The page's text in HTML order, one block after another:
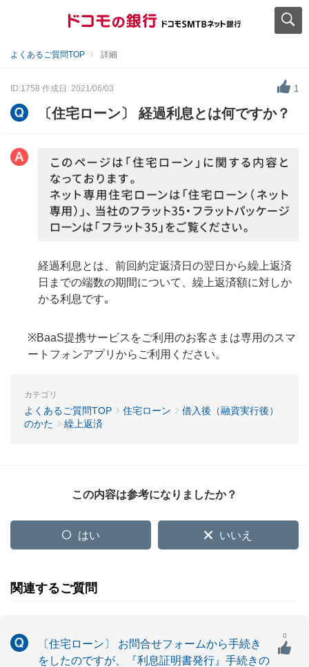
よくあるご質問TOP 詳細
ID:1758 作成日: 2021/06/03 1
〔住宅ローン〕 経過利息とは何ですか？
経過利息とは、前回約定返済日の翌日から繰上返済
日までの端数の期間について、繰上返済額に対しか
かる利息です｡
※BaaS提携サービスをご利用のお客さまは専用のスマ
ートフォンアプリからご利用ください。
カテゴリ
よくあるご質問TOP 住宅ローン
借入後（融資実行後）
のかた
繰上返済
この内容は参考になりましたか？
はい いいえ
関連するご質問
〔住宅ローン〕 お問合せフォームから手続き
をしたのですが、『利息証明書発行』手続きの
0